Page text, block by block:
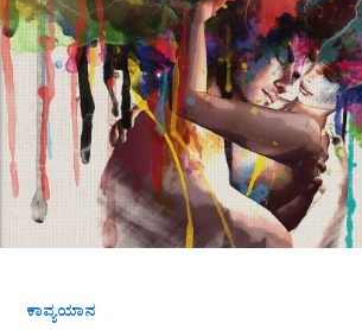
ಕಾವ್ಯಯಾನ